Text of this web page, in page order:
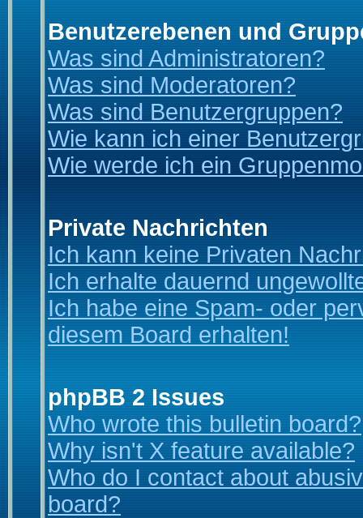
Benutzerebenen und
Was sind Administratoren?
Was sind Moderatoren?
Was sind Benutzergruppen?
Wie kann ich einer
Wie werde ich ein
Private Nachrichten
Ich kann keine Privaten
Ich erhalte dauernd
Ich habe eine Spam- oder
diesem Board erhalten!
phpBB 2 Issues
Who wrote this bulletin board?
Why isn't X feature available?
Who do I contact about
board?